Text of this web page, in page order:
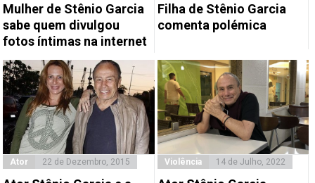
Mulher de Stênio Garcia
sabe quem divulgou
fotos íntimas na internet
Filha de Stênio Garcia
comenta polémica
Ator 22 de Dezembro, 2015 Violência 14 de Julho, 2022